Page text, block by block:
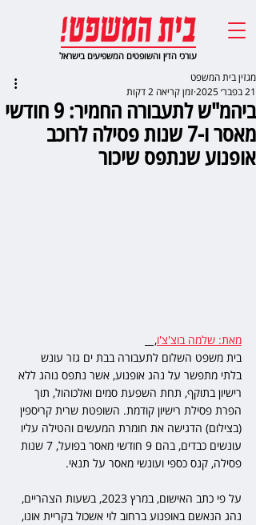
עורכי הדין והשופטים המשפיעים בישראל
ביהמ"ש לתעבורה החמיר: 9 חודשי
מאסר ו-7 שנות פסילה לרוכב
אופנוע שנתפס שיכור
מגזין בית המשפט
21 בפבר׳ 2025
זמן קריאה 2 דקות
מאת: שלמה בוצ'צ'ו,
בית משפט השלום לתעבורה בבת ים גזר עונש
בלתי מתפשר על נהג אופנוע, אשר נתפס נוהג ללא
רישיון בתוקף, תחת השפעת סמים ואלכוהול, תוך
הפרת פסילת רישיון קודמת. השופטת שרית קריספין
(בצילום) הדגישה את חומרת המעשים והטילה עליו
עונשים כבדים, בהם 9 חודשי מאסר בפועל, 7 שנות
פסילה, קנס כספי ועונשי מאסר על תנאי.
על פי כתב האישום, במרץ 2023, בשעות הצהריים,
נהג הנאשם באופנוע ברחוב לוי אשכול בקריית אונו,